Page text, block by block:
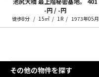
-円 / -円
徒歩8分 15㎡ 1R 1973年05月
その他の物件を探す